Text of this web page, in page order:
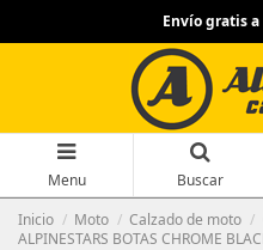
Envío gratis
Menu Buscar
Inicio
Moto Calzado de moto
ALPINESTARS BOTAS CHROME